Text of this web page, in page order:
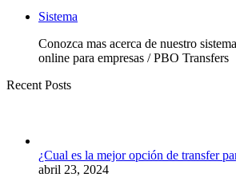
Sistema
Conozca mas acerca de nuestro
online para empresas / PBO Transfers
Recent Posts
¿Cual es la mejor opción de transfer
abril 23, 2024